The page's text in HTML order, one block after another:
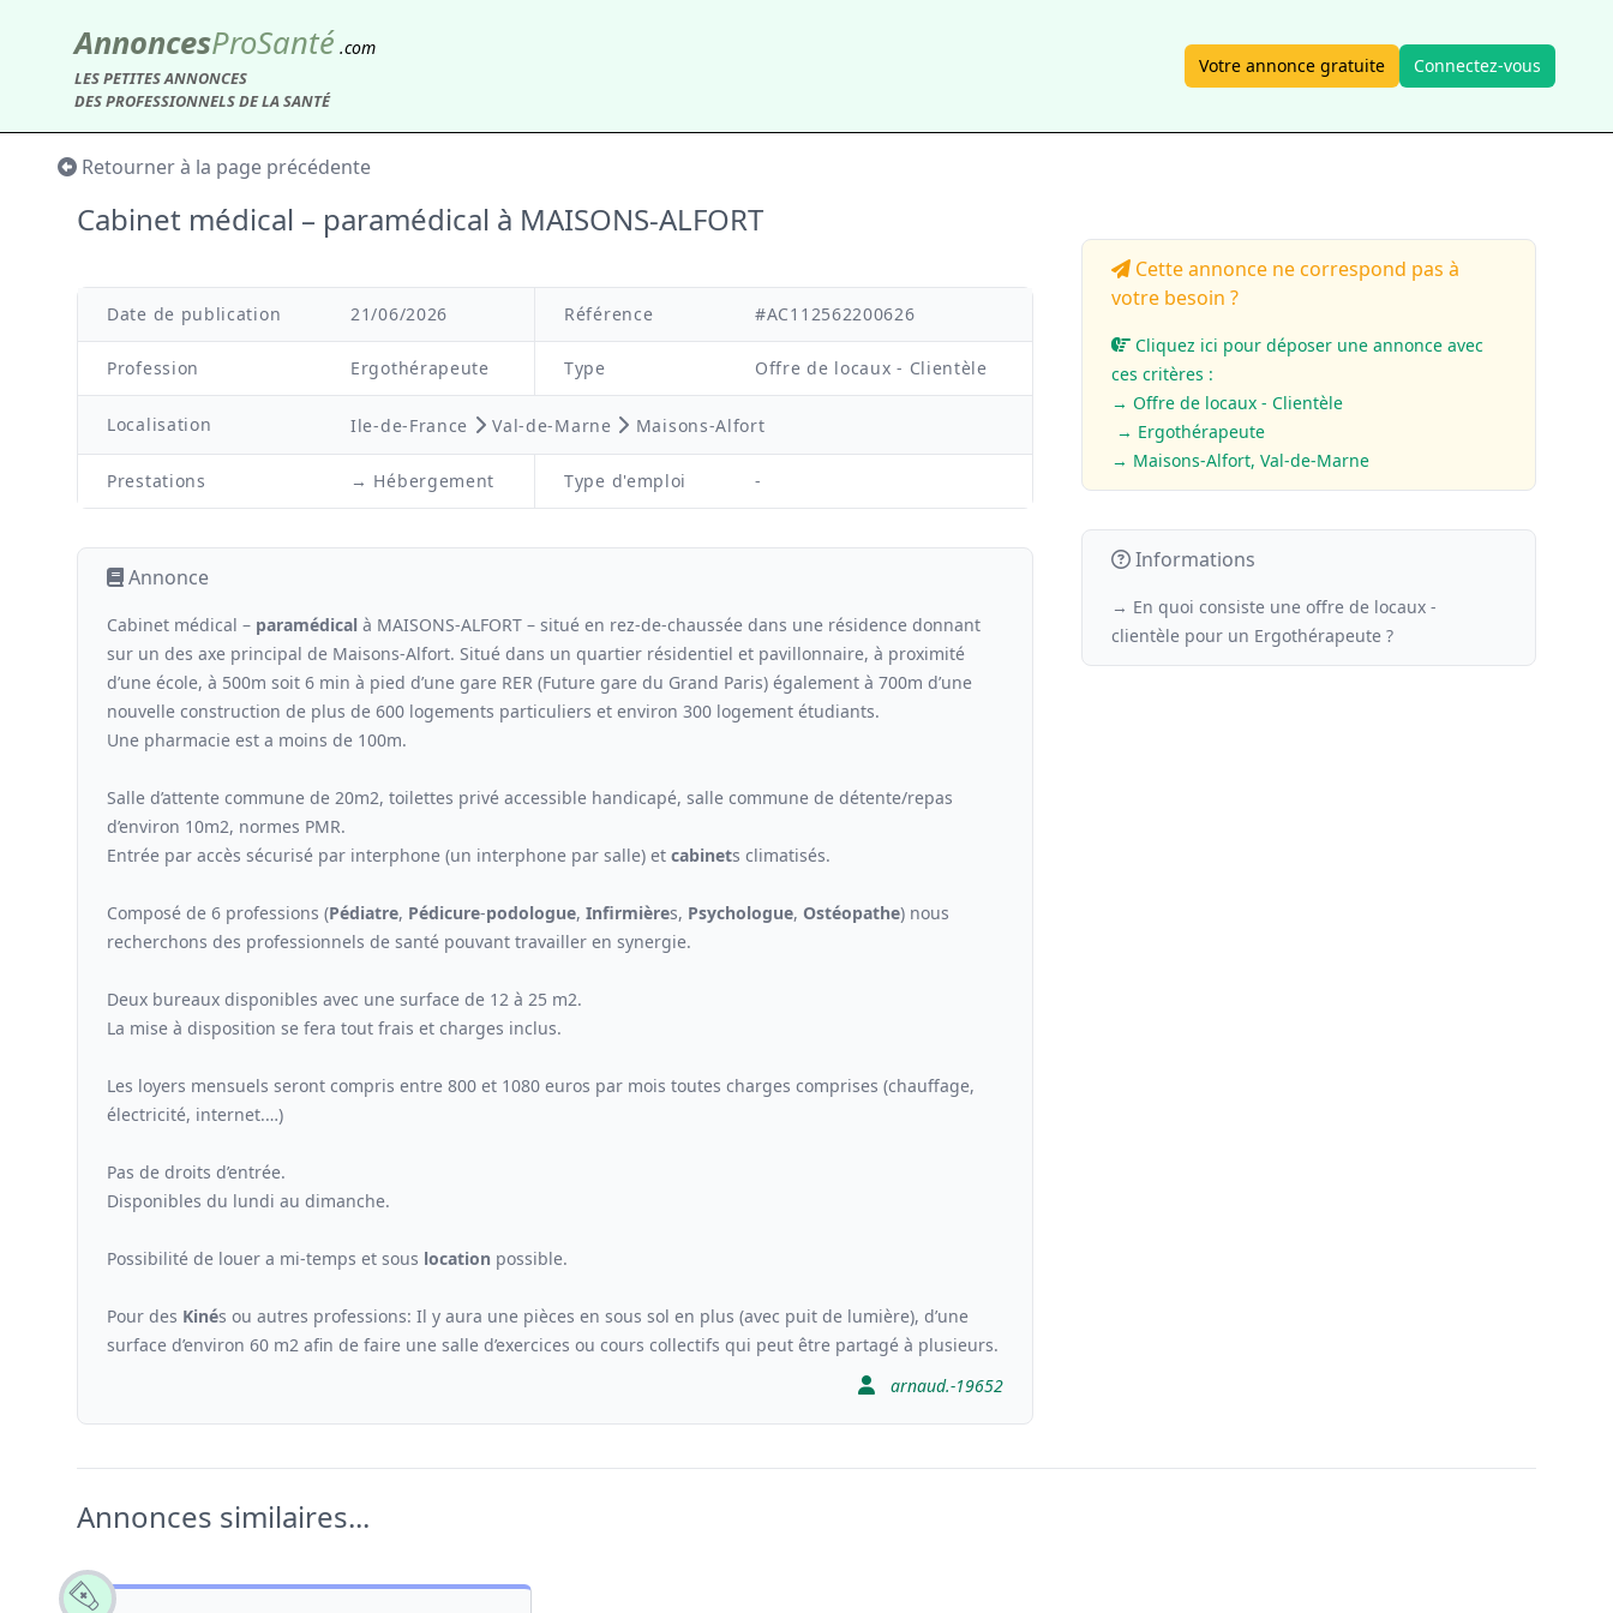
AnnoncesProSanté .com
LES PETITES ANNONCES
DES PROFESSIONNELS DE LA SANTÉ
Votre annonce gratuite Connectez-vous
Retourner à la page précédente
Cabinet médical – paramédical à MAISONS-ALFORT
Date de publication 21/06/2026 Référence #AC112562200626
Profession Ergothérapeute Type Offre de locaux - Clientèle
Localisation Ile-de-France Val-de-Marne Maisons-Alfort
Prestations → Hébergement Type d'emploi -
Annonce
Cabinet médical – paramédical à MAISONS-ALFORT – situé en rez-de-chaussée dans une résidence donnant
sur un des axe principal de Maisons-Alfort. Situé dans un quartier résidentiel et pavillonnaire, à proximité
d’une école, à 500m soit 6 min à pied d’une gare RER (Future gare du Grand Paris) également à 700m d’une
nouvelle construction de plus de 600 logements particuliers et environ 300 logement étudiants.
Une pharmacie est a moins de 100m.
Salle d’attente commune de 20m2, toilettes privé accessible handicapé, salle commune de détente/repas
d’environ 10m2, normes PMR.
Entrée par accès sécurisé par interphone (un interphone par salle) et cabinets climatisés.
Composé de 6 professions (Pédiatre, Pédicure-podologue, Infirmières, Psychologue, Ostéopathe) nous
recherchons des professionnels de santé pouvant travailler en synergie.
Deux bureaux disponibles avec une surface de 12 à 25 m2.
La mise à disposition se fera tout frais et charges inclus.
Les loyers mensuels seront compris entre 800 et 1080 euros par mois toutes charges comprises (chauffage,
électricité, internet.…)
Pas de droits d’entrée.
Disponibles du lundi au dimanche.
Possibilité de louer a mi-temps et sous location possible.
Pour des Kinés ou autres professions: Il y aura une pièces en sous sol en plus (avec puit de lumière), d’une
surface d’environ 60 m2 afin de faire une salle d’exercices ou cours collectifs qui peut être partagé à plusieurs.
arnaud.-19652
Cette annonce ne correspond pas à
votre besoin ?
Cliquez ici pour déposer une annonce avec
ces critères :
→ Offre de locaux - Clientèle
→ Ergothérapeute
→ Maisons-Alfort, Val-de-Marne
Informations
→ En quoi consiste une offre de locaux -
clientèle pour un Ergothérapeute ?
Annonces similaires...